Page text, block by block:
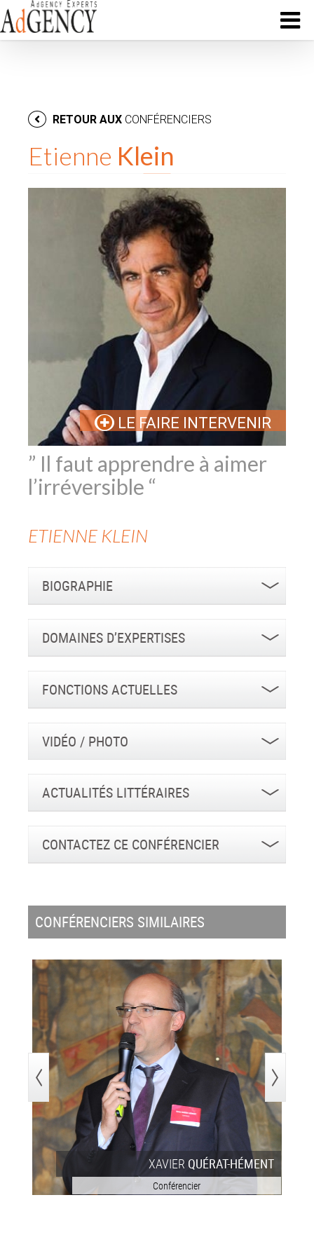
RETOUR AUX CONFÉRENCIERS
Etienne Klein
LE FAIRE INTERVENIR
” Il faut apprendre à aimer
l’irréversible “
ETIENNE KLEIN
BIOGRAPHIE
DOMAINES D’EXPERTISES
FONCTIONS ACTUELLES
VIDÉO / PHOTO
ACTUALITÉS LITTÉRAIRES
CONTACTEZ CE CONFÉRENCIER
CONFÉRENCIERS SIMILAIRES
XAVIERQUÉRAT-HÉMENT
Conférencier
>